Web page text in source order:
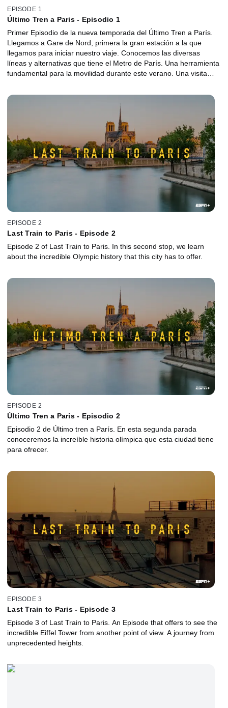
EPISODE 1
Último Tren a Paris - Episodio 1
Primer Episodio de la nueva temporada del Último Tren a París.
Llegamos a Gare de Nord, primera la gran estación a la que
llegamos para iniciar nuestro viaje. Conocemos las diversas
líneas y alternativas que tiene el Metro de París. Una herramienta
fundamental para la movilidad durante este verano. Una visita
Visitamos el Louvre y sus obras más destacadas con un guía que
EPISODE 2
Last Train to Paris - Episode 2
Episode 2 of Last Train to Paris. In this second stop, we learn
about the incredible Olympic history that this city has to offer.
EPISODE 2
Último Tren a Paris - Episodio 2
Episodio 2 de Último tren a París. En esta segunda parada
conoceremos la increíble historia olímpica que esta ciudad tiene
para ofrecer.
EPISODE 3
Last Train to Paris - Episode 3
Episode 3 of Last Train to Paris. An Episode that offers to see the
incredible Eiffel Tower from another point of view. A journey from
unprecedented heights.